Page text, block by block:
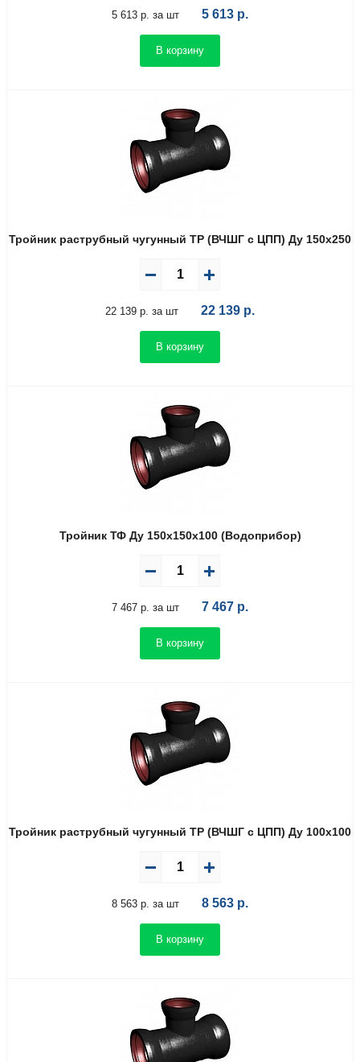
5 613 р. за шт 5 613 р.
В корзину
Тройник раструбный чугунный ТР (ВЧШГ с ЦПП) Ду 150х250
22 139 р. за шт 22 139 р.
В корзину
Тройник ТФ Ду 150х150х100 (Водоприбор)
7 467 р. за шт 7 467 р.
В корзину
Тройник раструбный чугунный ТР (ВЧШГ с ЦПП) Ду 100х100
8 563 р. за шт 8 563 р.
В корзину